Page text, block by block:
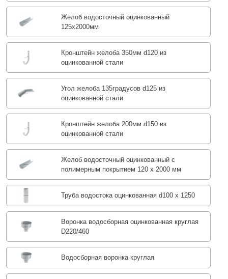
Желоб водосточный оцинкованный
125х2000мм
Кронштейн желоба 350мм d120 из
оцинкованной стали
Угол желоба 135градусов d125 из
оцинкованной стали
Кронштейн желоба 200мм d150 из
оцинкованной стали
Желоб водосточный оцинкованный с
полимерным покрытием 120 х 2000 мм
Труба водостока оцинкованная d100 х 1250
Воронка водосборная оцинкованная круглая
D220/460
Водосборная воронка круглая